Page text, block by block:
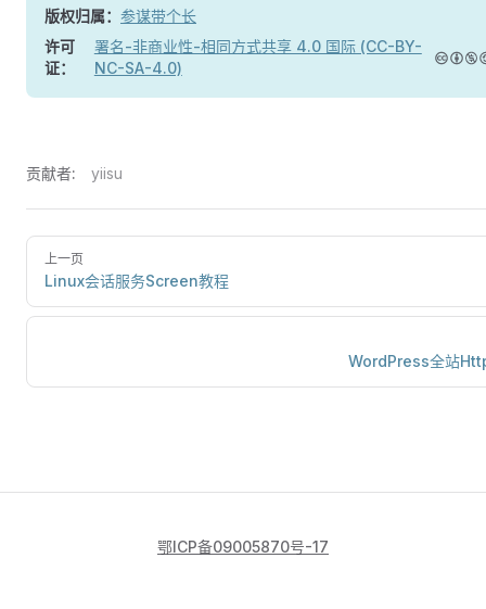
版权归属： 参谋带个长
许可
证：
署名-非商业性-相同方式共享 4.0 国际 (CC-BY-
NC-SA-4.0)
贡献者: yiisu
上一页
Linux会话服务Screen教程
WordPress全站
鄂ICP备09005870号-17